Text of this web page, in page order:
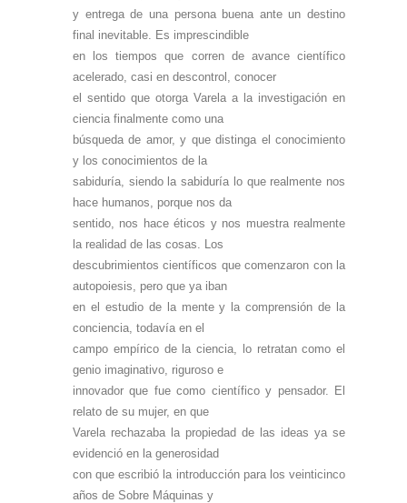
y entrega de una persona buena ante un destino
final inevitable. Es imprescindible
en los tiempos que corren de avance científico
acelerado, casi en descontrol, conocer
el sentido que otorga Varela a la investigación en
ciencia finalmente como una
búsqueda de amor, y que distinga el conocimiento
y los conocimientos de la
sabiduría, siendo la sabiduría lo que realmente nos
hace humanos, porque nos da
sentido, nos hace éticos y nos muestra realmente
la realidad de las cosas. Los
descubrimientos científicos que comenzaron con la
autopoiesis, pero que ya iban
en el estudio de la mente y la comprensión de la
conciencia, todavía en el
campo empírico de la ciencia, lo retratan como el
genio imaginativo, riguroso e
innovador que fue como científico y pensador. El
relato de su mujer, en que
Varela rechazaba la propiedad de las ideas ya se
evidenció en la generosidad
con que escribió la introducción para los veinticinco
años de Sobre Máquinas y